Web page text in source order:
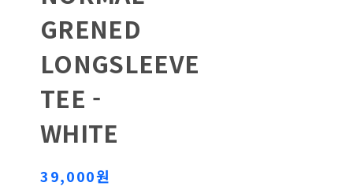
GRENED
LONGSLEEVE
TEE -
WHITE
39,000원